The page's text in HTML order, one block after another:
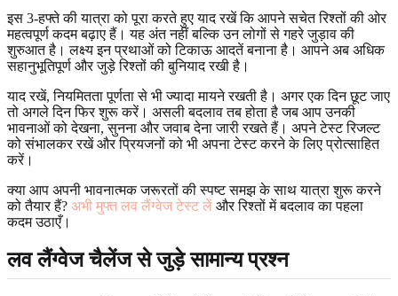
इस 3-हफ्ते की यात्रा को पूरा करते हुए याद रखें कि आपने सचेत रिश्तों की ओर
महत्वपूर्ण कदम बढ़ाए हैं। यह अंत नहीं बल्कि उन लोगों से गहरे जुड़ाव की
शुरुआत है। लक्ष्य इन प्रथाओं को टिकाऊ आदतें बनाना है। आपने अब अधिक
सहानुभूतिपूर्ण और जुड़े रिश्तों की बुनियाद रखी है।
याद रखें, नियमितता पूर्णता से भी ज्यादा मायने रखती है। अगर एक दिन छूट जाए
तो अगले दिन फिर शुरू करें। असली बदलाव तब होता है जब आप उनकी
भावनाओं को देखना, सुनना और जवाब देना जारी रखते हैं। अपने टेस्ट रिजल्ट
को संभालकर रखें और प्रियजनों को भी अपना टेस्ट करने के लिए प्रोत्साहित
करें।
क्या आप अपनी भावनात्मक जरूरतों की स्पष्ट समझ के साथ यात्रा शुरू करने
को तैयार हैं? अभी मुफ्त लव लैंग्वेज टेस्ट लें और रिश्तों में बदलाव का पहला
कदम उठाएँ।
लव लैंग्वेज चैलेंज से जुड़े सामान्य प्रश्न